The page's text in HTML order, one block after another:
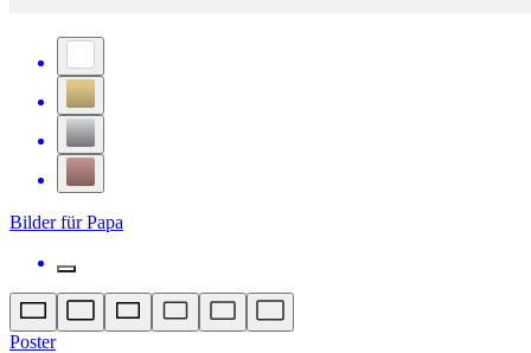
Bilder für Papa
Poster